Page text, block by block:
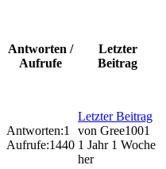
Antworten /
Aufrufe
Letzter
Beitrag
Antworten:1
Aufrufe:1440
Letzter Beitrag
von Gree1001
1 Jahr 1 Woche
her